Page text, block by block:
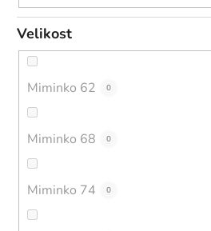
Velikost
Miminko 62 0
Miminko 68 0
Miminko 74 0